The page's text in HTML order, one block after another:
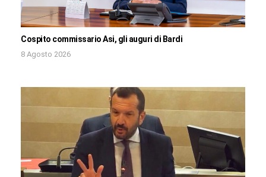
Cospito commissario Asi, gli auguri di Bardi
8 Agosto 2026